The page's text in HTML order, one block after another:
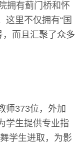
拥有蓟门桥和怀
这里不仅拥有“国
，而且汇聚了众多
师373位，外加
学生提供专业指
学生进取，为影